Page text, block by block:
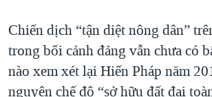
Chiến dịch “tận diệt nông dân”
trong bối cảnh đảng vẫn chưa có
nào xem xét lại Hiến Pháp năm
nguyên chế độ “sở hữu đất đai